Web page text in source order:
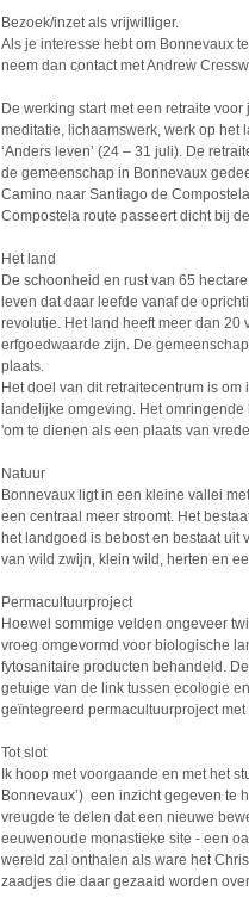
Bezoek/inzet als vrijwilliger.
Als je interesse hebt om Bonnevaux
neem dan contact met Andrew
De werking start met een retraite
meditatie, lichaamswerk, werk op het
‘Anders leven’ (24 – 31 juli). De
de gemeenschap in Bonnevaux
Camino naar Santiago de
Compostela route passeert dicht bij
Het land
De schoonheid en rust van 65
leven dat daar leefde vanaf de
revolutie. Het land heeft meer dan
erfgoedwaarde zijn. De
plaats.
Het doel van dit retraitecentrum is
landelijke omgeving. Het
'om te dienen als een plaats van
Natuur
Bonnevaux ligt in een kleine vallei
een centraal meer stroomt. Het
het landgoed is bebost en bestaat
van wild zwijn, klein wild, herten en
Permacultuurproject
Hoewel sommige velden ongeveer
vroeg omgevormd voor biologische
fytosanitaire producten behandeld.
getuige van de link tussen ecologie
geïntegreerd permacultuurproject
Tot slot
Ik hoop met voorgaande en met het
Bonnevaux’) een inzicht gegeven te
vreugde te delen dat een nieuwe
eeuwenoude monastieke site - een
wereld zal onthalen als ware het
zaadjes die daar gezaaid worden